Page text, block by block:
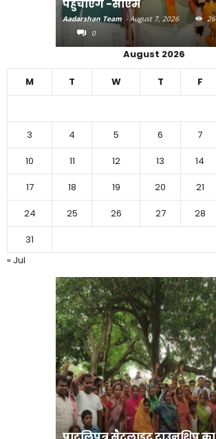
पहुंचाएंगे -सीएम
Aadarshan Team - August 7, 2026
26
0
August 2026
M T W T F
3
4 5 6 7
10
11 12 13 14
17
18 19 20 21
24
25 26 27 28
31
« Jul